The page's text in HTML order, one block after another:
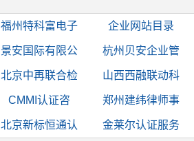
福州特科富电子 企业网站目录
景安国际有限公 杭州贝安企业管
北京中再联合检 山西西融联动科
CMMI认证咨 郑州建纬律师事
北京新标恒通认
金莱尔认证服务